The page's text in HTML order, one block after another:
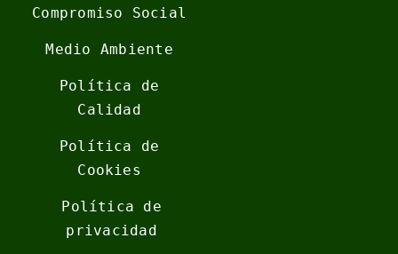
Compromiso Social
Medio Ambiente
Política de
Calidad
Política de
Cookies
Política de
privacidad